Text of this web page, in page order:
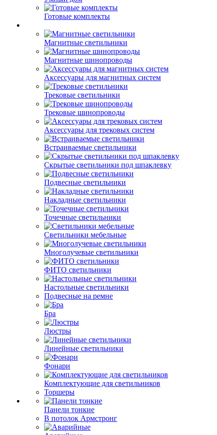
Готовые комплекты
Магнитные светильники
Магнитные шинопроводы
Аксессуары для магнитных систем
Трековые светильники
Трековые шинопроводы
Аксессуары для трековых систем
Встраиваемые светильники
Скрытые светильники под шпаклевку
Подвесные светильники
Накладные светильники
Точечные светильники
Светильники мебельные
Многолучевые светильники
ФИТО светильники
Настольные светильники
Подвесные на ремне
Бра
Люстры
Линейные светильники
Фонари
Комплектующие для светильников
Торшеры
Панели тонкие
В потолок Армстронг